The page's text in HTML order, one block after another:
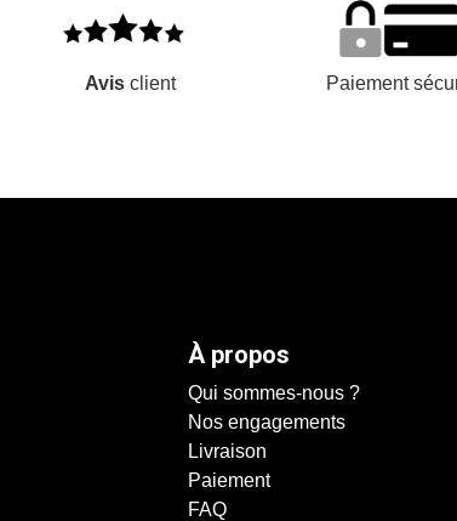
Avisclient Paiement
À propos
Qui sommes-nous ?
Nos engagements
Livraison
Paiement
FAQ